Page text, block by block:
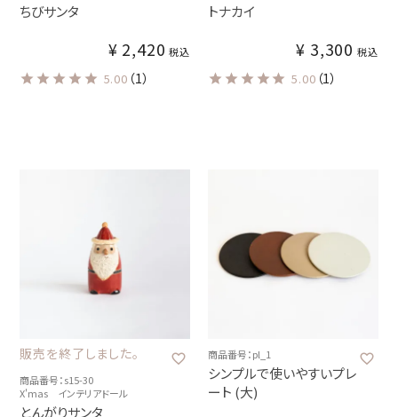
ちびサンタ
¥ 2,420 税込
5.00 （1）
トナカイ
¥ 3,300 税込
5.00 （1）
販売を終了しました。
商品番号：s15-30
X'mas インテリアドール
とんがりサンタ
商品番号：pl_1
シンプルで使いやすいプレ
ート (大)